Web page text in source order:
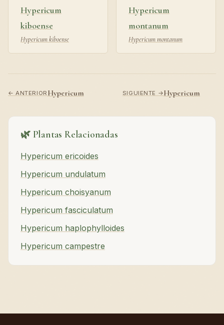
Hypericum
kiboense
Hypericum kiboense
Hypericum
montanum
Hypericum montanum
← ANTERIORHypericum SIGUIENTE →Hypericum
🌿 Plantas Relacionadas
Hypericum ericoides
Hypericum undulatum
Hypericum choisyanum
Hypericum fasciculatum
Hypericum haplophylloides
Hypericum campestre